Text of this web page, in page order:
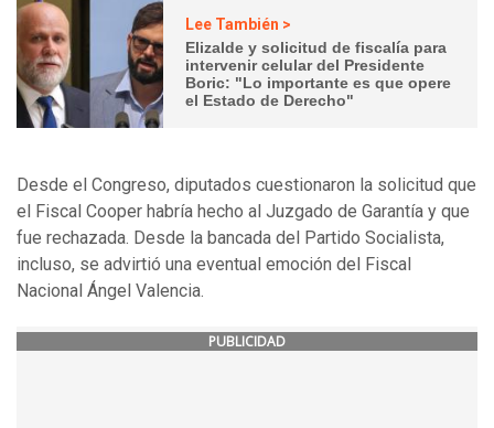
Lee También >
Elizalde y solicitud de fiscalía para
intervenir celular del Presidente
Boric: "Lo importante es que opere
el Estado de Derecho"
Desde el Congreso, diputados cuestionaron la solicitud que
el Fiscal Cooper habría hecho al Juzgado de Garantía y que
fue rechazada. Desde la bancada del Partido Socialista,
incluso, se advirtió una eventual emoción del Fiscal
Nacional Ángel Valencia.
PUBLICIDAD